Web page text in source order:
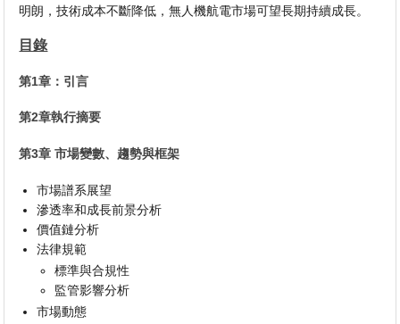
明朗，技術成本不斷降低，無人機航電市場可望長期持續成長。
目錄
第1章：引言
第2章執行摘要
第3章 市場變數、趨勢與框架
市場譜系展望
滲透率和成長前景分析
價值鏈分析
法律規範
標準與合規性
監管影響分析
市場動態